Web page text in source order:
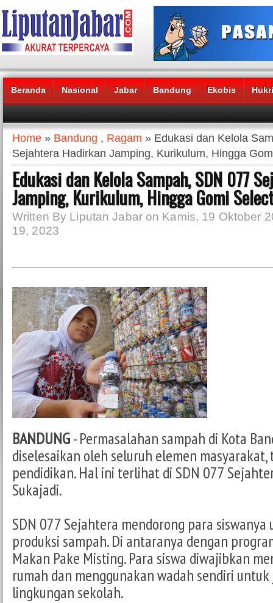
Beranda Nasional Jabar Bandung Ekobis
Headlines News :
Home » Bandung , Ragam » Edukasi dan Kelola
Sejahtera Hadirkan Jamping, Kurikulum, Hingga
Edukasi dan Kelola Sampah, SDN 077
Jamping, Kurikulum, Hingga Gomi
Written By Liputan Jabar on Kamis, 19 Oktober
19, 2023
BANDUNG- Permasalahan sampah di Kota
diselesaikan oleh seluruh elemen
pendidikan. Hal ini terlihat di SDN 077
Sukajadi.
SDN 077 Sejahtera mendorong para
produksi sampah. Di antaranya dengan
Makan Pake Misting. Para siswa diwajibkan
rumah dan menggunakan wadah sendiri
lingkungan sekolah.